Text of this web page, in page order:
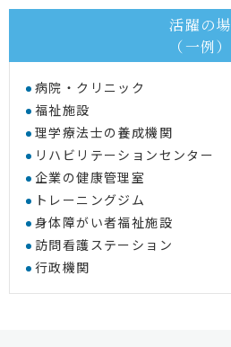
活躍の場
（一例）
病院・クリニック
福祉施設
理学療法士の養成機関
リハビリテーションセンター
企業の健康管理室
トレーニングジム
身体障がい者福祉施設
訪問看護ステーション
行政機関